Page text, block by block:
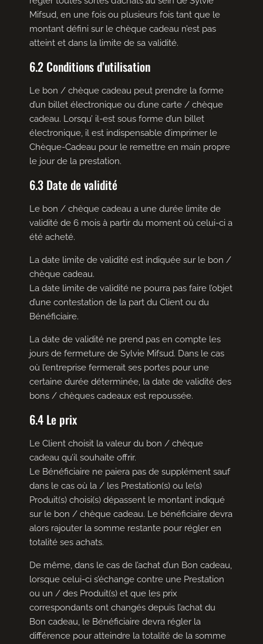
Mifsud, en une fois ou plusieurs fois tant que le
montant défini sur le chèque cadeau n’est pas
atteint et dans la limite de sa validité.
6.2 Conditions d’utilisation
Le bon / chèque cadeau peut prendre la forme
d’un billet électronique ou d’une carte / chèque
cadeau. Lorsqu’ il-est sous forme d’un billet
électronique, il est indispensable d’imprimer le
Chèque-Cadeau pour le remettre en main propre
le jour de la prestation.
6.3 Date de validité
Le bon / chèque cadeau a une durée limite de
validité de 6 mois à partir du moment où celui-ci a
été acheté.
La date limite de validité est indiquée sur le bon /
chèque cadeau.
La date limite de validité ne pourra pas faire l’objet
d’une contestation de la part du Client ou du
Bénéficiaire.
La date de validité ne prend pas en compte les
jours de fermeture de Sylvie Mifsud. Dans le cas
où l’entreprise fermerait ses portes pour une
certaine durée déterminée, la date de validité des
bons / chèques cadeaux est repoussée.
6.4 Le prix
Le Client choisit la valeur du bon / chèque
cadeau qu’il souhaite offrir.
Le Bénéficiaire ne paiera pas de supplément sauf
dans le cas où la / les Prestation(s) ou le(s)
Produit(s) choisi(s) dépassent le montant indiqué
sur le bon / chèque cadeau. Le bénéficiaire devra
alors rajouter la somme restante pour régler en
totalité ses achats.
De même, dans le cas de l’achat d’un Bon cadeau,
lorsque celui-ci s’échange contre une Prestation
ou un / des Produit(s) et que les prix
correspondants ont changés depuis l’achat du
Bon cadeau, le Bénéficiaire devra régler la
différence pour atteindre la totalité de la somme